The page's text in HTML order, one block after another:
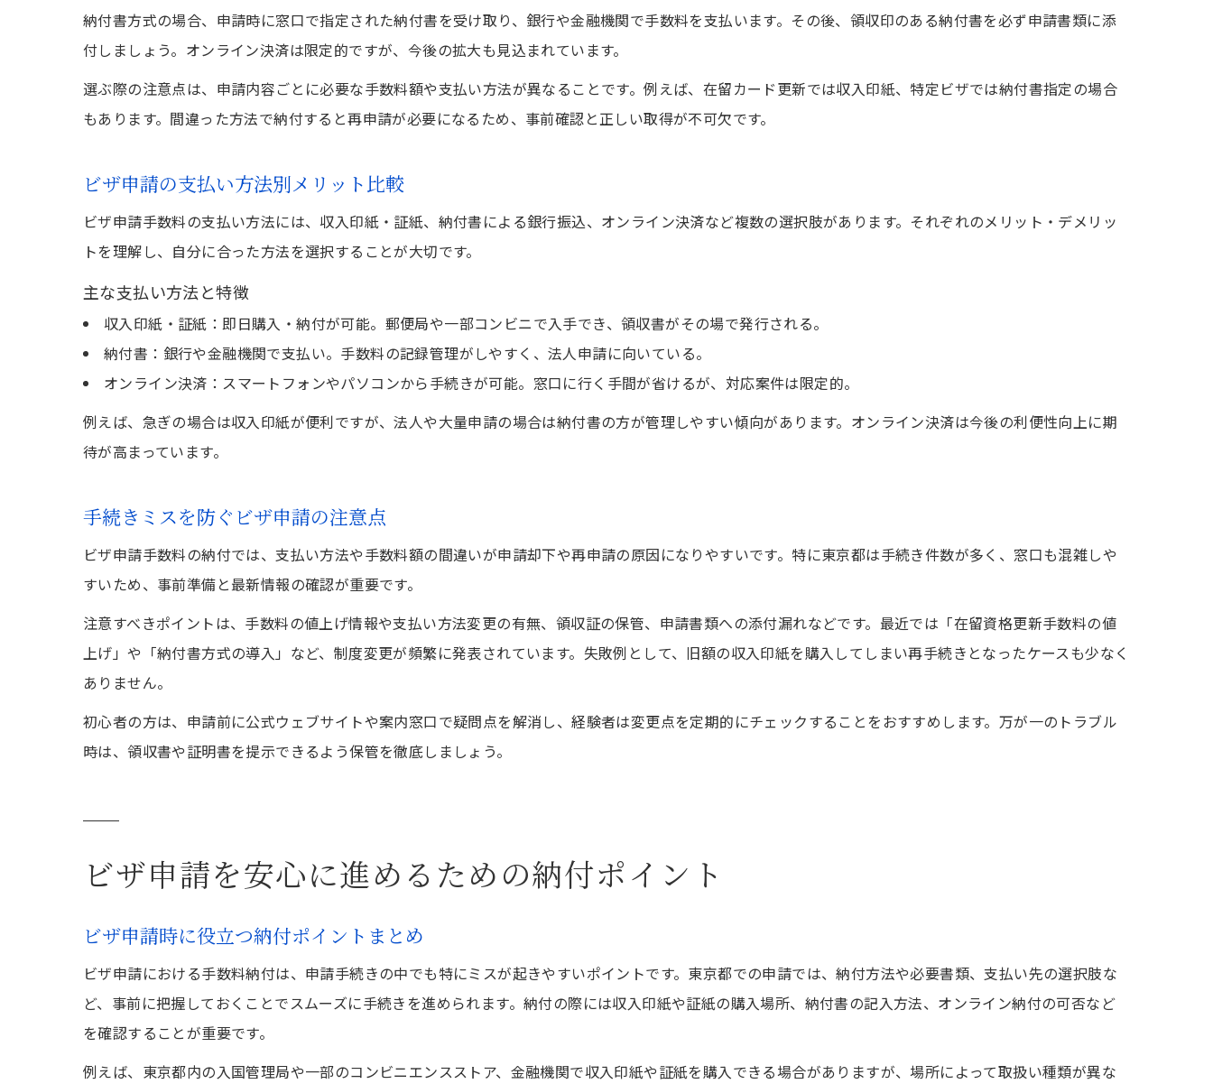
オンライン納付や現金支払いを比較検討するコツ
ビザ申請のオンライン納付と現金払いの違い
各納付方法の利便性と注意点を徹底比較
東京都で選ばれる納付スタイルとその理由
納付書方式の場合、申請時に窓口で指定された納付書を受け取り、銀行や金融機関で手数料を支払います。その後、領収印のある納付書を必ず申請書類に添
付しましょう。オンライン決済は限定的ですが、今後の拡大も見込まれています。
選ぶ際の注意点は、申請内容ごとに必要な手数料額や支払い方法が異なることです。例えば、在留カード更新では収入印紙、特定ビザでは納付書指定の場合
もあります。間違った方法で納付すると再申請が必要になるため、事前確認と正しい取得が不可欠です。
ビザ申請の支払い方法別メリット比較
ビザ申請手数料の支払い方法には、収入印紙・証紙、納付書による銀行振込、オンライン決済など複数の選択肢があります。それぞれのメリット・デメリッ
トを理解し、自分に合った方法を選択することが大切です。
主な支払い方法と特徴
収入印紙・証紙：即日購入・納付が可能。郵便局や一部コンビニで入手でき、領収書がその場で発行される。
納付書：銀行や金融機関で支払い。手数料の記録管理がしやすく、法人申請に向いている。
オンライン決済：スマートフォンやパソコンから手続きが可能。窓口に行く手間が省けるが、対応案件は限定的。
例えば、急ぎの場合は収入印紙が便利ですが、法人や大量申請の場合は納付書の方が管理しやすい傾向があります。オンライン決済は今後の利便性向上に期
待が高まっています。
手続きミスを防ぐビザ申請の注意点
ビザ申請手数料の納付では、支払い方法や手数料額の間違いが申請却下や再申請の原因になりやすいです。特に東京都は手続き件数が多く、窓口も混雑しや
すいため、事前準備と最新情報の確認が重要です。
注意すべきポイントは、手数料の値上げ情報や支払い方法変更の有無、領収証の保管、申請書類への添付漏れなどです。最近では「在留資格更新手数料の値
上げ」や「納付書方式の導入」など、制度変更が頻繁に発表されています。失敗例として、旧額の収入印紙を購入してしまい再手続きとなったケースも少なく
ありません。
初心者の方は、申請前に公式ウェブサイトや案内窓口で疑問点を解消し、経験者は変更点を定期的にチェックすることをおすすめします。万が一のトラブル
時は、領収書や証明書を提示できるよう保管を徹底しましょう。
ビザ申請を安心に進めるための納付ポイント
ビザ申請時に役立つ納付ポイントまとめ
ビザ申請における手数料納付は、申請手続きの中でも特にミスが起きやすいポイントです。東京都での申請では、納付方法や必要書類、支払い先の選択肢な
ど、事前に把握しておくことでスムーズに手続きを進められます。納付の際には収入印紙や証紙の購入場所、納付書の記入方法、オンライン納付の可否など
を確認することが重要です。
例えば、東京都内の入国管理局や一部のコンビニエンスストア、金融機関で収入印紙や証紙を購入できる場合がありますが、場所によって取扱い種類が異な
お問い合わせはこちら
お問い合わせはこちら